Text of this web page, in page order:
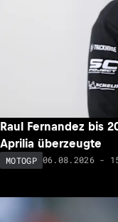
Raul Fernandez bis
Aprilia überzeugte
MOTOGP 06.08.2026 -